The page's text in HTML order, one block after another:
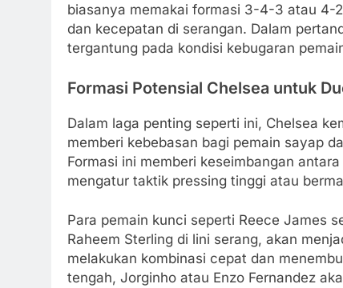
biasanya memakai formasi 3-4-3 atau 4-
dan kecepatan di serangan. Dalam
tergantung pada kondisi kebugaran
Formasi Potensial Chelsea untuk
Dalam laga penting seperti ini, Chelsea
memberi kebebasan bagi pemain sayap
Formasi ini memberi keseimbangan
mengatur taktik pressing tinggi atau
Para pemain kunci seperti Reece James
Raheem Sterling di lini serang, akan
melakukan kombinasi cepat dan
tengah, Jorginho atau Enzo Fernandez